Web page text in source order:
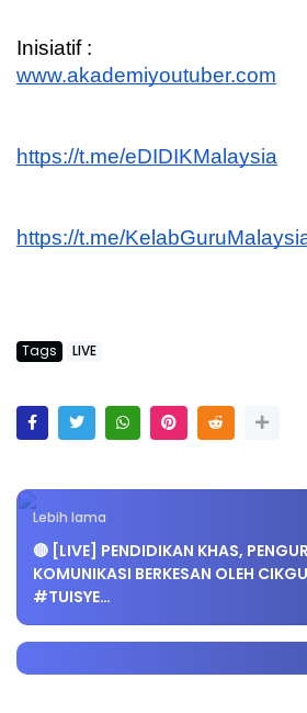
Inisiatif :
www.akademiyoutuber.com
https://t.me/eDIDIKMalaysia
https://t.me/
Tags LIVE
Lebih lama
🔴 [LIVE] PENDIDIKAN KHAS,
KOMUNIKASI BERKESAN OLEH
#TUISYE…